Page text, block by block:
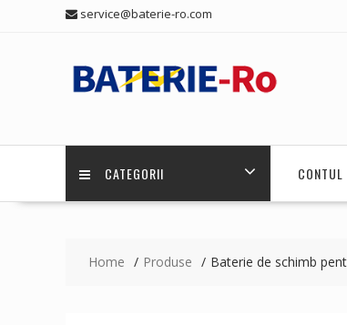
service@baterie-ro.com
CATEGORII CONTUL
Home Produse Baterie de schimb